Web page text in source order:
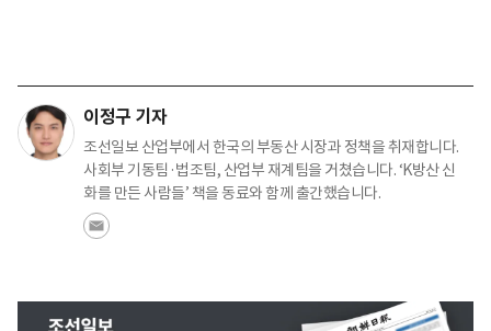
이정구 기자
조선일보 산업부에서 한국의 부동산 시장과 정책을 취재합니다.
사회부 기동팀·법조팀, 산업부 재계팀을 거쳤습니다. ‘K방산 신
화를 만든 사람들’ 책을 동료와 함께 출간했습니다.